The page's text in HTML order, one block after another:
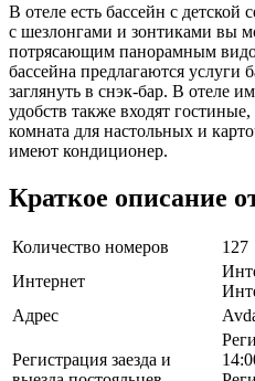
В отеле есть бассейн с
с шезлонгами и зонтиками вы
потрясающим панорамным
бассейна предлагаются услуги
заглянуть в снэк-бар. В отеле
удобств также входят
комната для настольных и
имеют кондиционер.
Краткое описание
Количество номеров
127
Интернет
Адрес
Регистрация заезда и